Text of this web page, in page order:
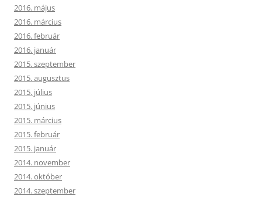
2016. május
2016. március
2016. február
2016. január
2015. szeptember
2015. augusztus
2015. július
2015. június
2015. március
2015. február
2015. január
2014. november
2014. október
2014. szeptember